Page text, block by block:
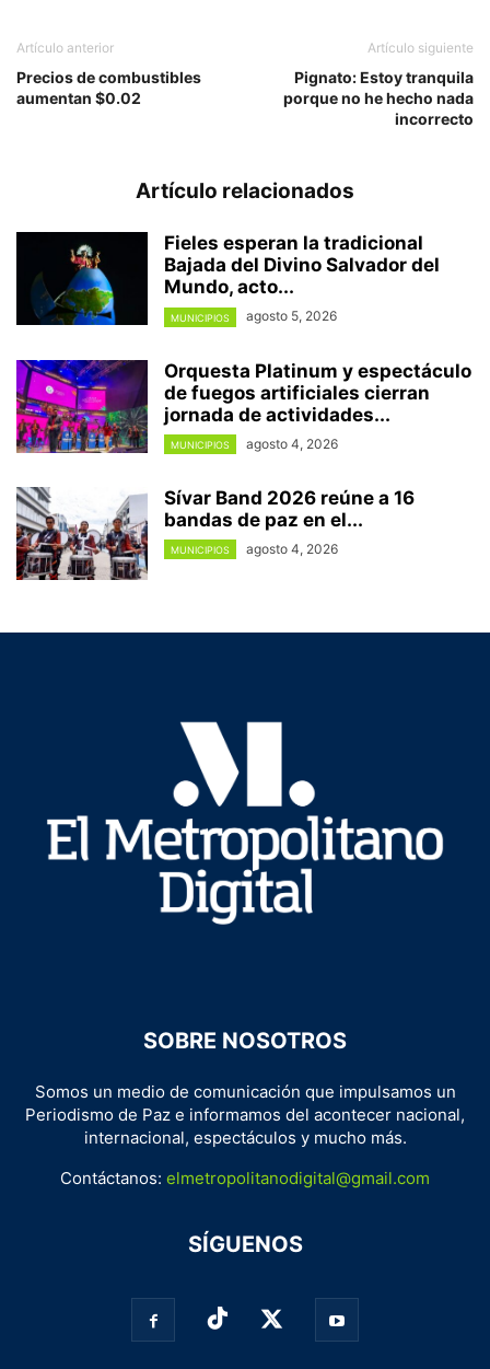
Artículo anterior
Precios de combustibles
aumentan $0.02
Artículo siguiente
Pignato: Estoy tranquila
porque no he hecho nada
incorrecto
Artículo relacionados
Fieles esperan la tradicional
Bajada del Divino Salvador del
Mundo, acto...
MUNICIPIOS agosto 5, 2026
Orquesta Platinum y espectáculo
de fuegos artificiales cierran
jornada de actividades...
MUNICIPIOS agosto 4, 2026
Sívar Band 2026 reúne a 16
bandas de paz en el...
MUNICIPIOS agosto 4, 2026
SOBRE NOSOTROS
Somos un medio de comunicación que impulsamos un
Periodismo de Paz e informamos del acontecer nacional,
internacional, espectáculos y mucho más.
Contáctanos: elmetropolitanodigital@gmail.com
SÍGUENOS